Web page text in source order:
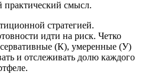
практический смысл.
стратегией.
идти на риск. Четко
(К), умеренные (У)
и отслеживать долю каждого